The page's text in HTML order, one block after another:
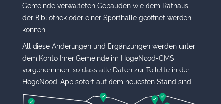
Gemeinde verwalteten Gebäuden wie dem Rathaus,
der Bibliothek oder einer Sporthalle geöffnet werden
können.
All diese Änderungen und Ergänzungen werden unter
dem Konto Ihrer Gemeinde im HogeNood-CMS
vorgenommen, so dass alle Daten zur Toilette in der
HogeNood-App sofort auf dem neuesten Stand sind.